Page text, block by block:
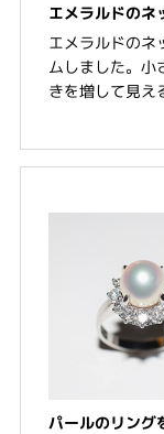
エメラルドのネ
エメラルドのネ
ムしました。小
きを増して見え
パールのリング